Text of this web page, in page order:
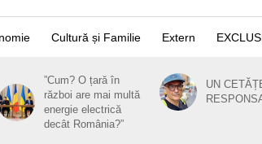
Cultură și Familie Extern
”Cum? O țară în
război are mai multă
energie electrică
decât România?”
UN